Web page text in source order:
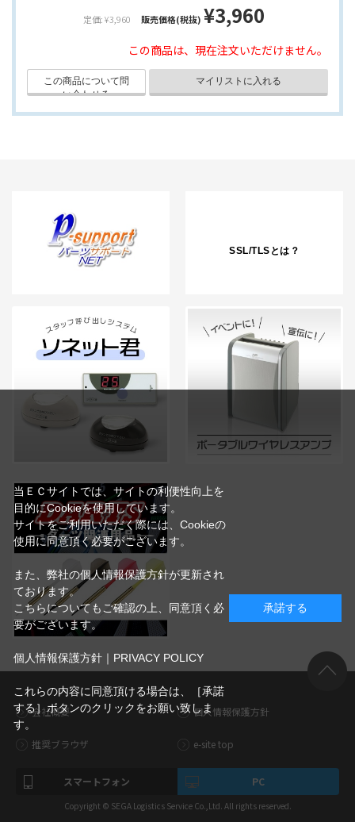
定価: ¥3,960 販売価格(税抜) ¥3,960
この商品は、現在注文いただけません。
SSL/TLSとは？
会社概要 個人情報保護方針
推奨ブラウザ e-site top
スマートフォン PC
Copyright © SEGA Logistics Service Co.,Ltd. All rights reserved.
当ＥＣサイトでは、サイトの利便性向上を
目的にCookieを使用しています。
サイトをご利用いただく際には、Cookieの
使用に同意頂く必要がございます。
また、弊社の個人情報保護方針が更新され
ております。
こちらについてもご確認の上、同意頂く必
要がございます。
個人情報保護方針｜PRIVACY POLICY
これらの内容に同意頂ける場合は、［承諾
する］ボタンのクリックをお願い致しま
す。
承諾する